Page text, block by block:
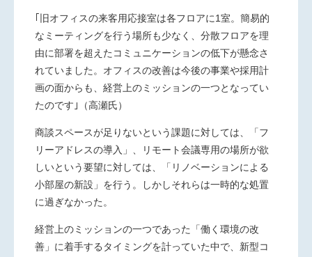
｢旧オフィスの来客用応接室は各フロアに1室。簡易的
なミーティングを行う場所も少なく、分散フロアを理
由に部署を超えたコミュニケーションの低下が懸念さ
れていました。オフィスの改善は今後の事業や採用計
画の面からも、経営上のミッションの一つとなってい
たのです｣（高瀬氏）
商談スペースが足りないという課題に対しては、「フ
リーアドレスの導入」、リモート会議専用の場所が欲
しいという要望に対しては、「リノベーションによる
小部屋の新設」を行う。しかしそれらは一時的な処置
に過ぎなかった。
経営上のミッションの一つであった「働く環境の改
善」に着手するタイミングを計っていた中で、新型コ